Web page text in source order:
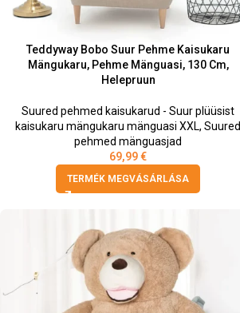
Teddyway Bobo Suur Pehme Kaisukaru
Mängukaru, Pehme Mänguasi, 130 Cm,
Helepruun
Suured pehmed kaisukarud - Suur plüüsist
kaisukaru mängukaru mänguasi XXL, Suured
pehmed mänguasjad
69,99€
TERMÉK MEGVÁSÁRLÁSA